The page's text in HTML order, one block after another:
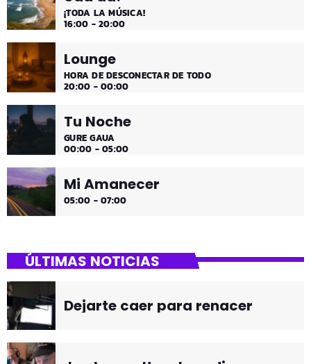
¡TODA LA MÚSICA!
16:00 - 20:00
Lounge
HORA DE DESCONECTAR DE TODO
20:00 - 00:00
Tu Noche
GURE GAUA
00:00 - 05:00
Mi Amanecer
05:00 - 07:00
ÚLTIMAS NOTICIAS
Dejarte caer para renacer